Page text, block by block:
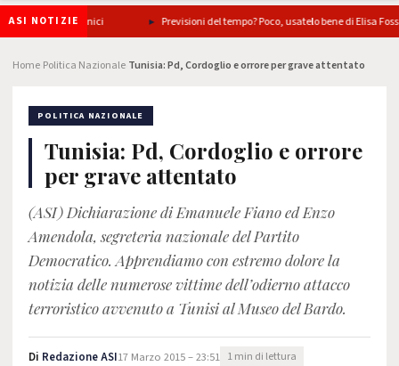
ASI NOTIZIE
in tre piatti iconici Previsioni del tempo? Poco, usatelo bene di Elisa Fossati
Home Politica Nazionale Tunisia: Pd, Cordoglio e orrore per grave attentato
POLITICA NAZIONALE
Tunisia: Pd, Cordoglio e orrore
per grave attentato
(ASI) Dichiarazione di Emanuele Fiano ed Enzo
Amendola, segreteria nazionale del Partito
Democratico. Apprendiamo con estremo dolore la
notizia delle numerose vittime dell’odierno attacco
terroristico avvenuto a Tunisi al Museo del Bardo.
Di Redazione ASI17 Marzo 2015 – 23:51 1 min di lettura